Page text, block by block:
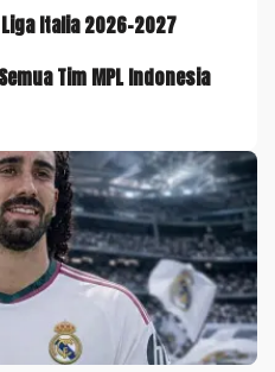
Italia 2026-2027
Tim MPL Indonesia